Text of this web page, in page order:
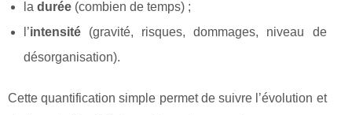
la durée (combien de temps) ;
l’intensité (gravité, risques, dommages, niveau de
désorganisation).
Cette quantification simple permet de suivre l’évolution et